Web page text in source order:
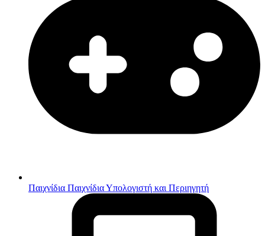
Παιχνίδια Παιχνίδια Υπολογιστή και Περιηγητή